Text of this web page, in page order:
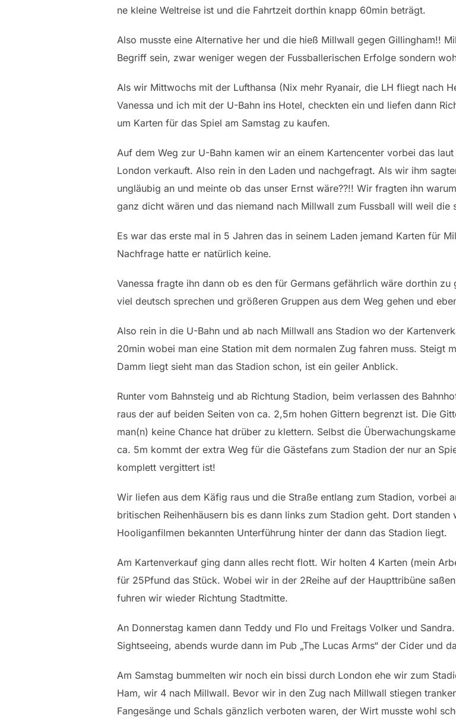
ne kleine Weltreise ist und die Fahrtzeit dorthin knapp 60min beträgt.
Also musste eine Alternative her und die hieß Millwall gegen Gillingham!!
Begriff sein, zwar weniger wegen der Fussballerischen Erfolge sondern
Als wir Mittwochs mit der Lufthansa (Nix mehr Ryanair, die LH fliegt nach
Vanessa und ich mit der U-Bahn ins Hotel, checkten ein und liefen dann
um Karten für das Spiel am Samstag zu kaufen.
Auf dem Weg zur U-Bahn kamen wir an einem Kartencenter vorbei das
London verkauft. Also rein in den Laden und nachgefragt. Als wir ihm
ungläubig an und meinte ob das unser Ernst wäre??!! Wir fragten ihn
ganz dicht wären und das niemand nach Millwall zum Fussball will weil die
Es war das erste mal in 5 Jahren das in seinem Laden jemand Karten für
Nachfrage hatte er natürlich keine.
Vanessa fragte ihn dann ob es den für Germans gefährlich wäre dorthin
viel deutsch sprechen und größeren Gruppen aus dem Weg gehen und
Also rein in die U-Bahn und ab nach Millwall ans Stadion wo der
20min wobei man eine Station mit dem normalen Zug fahren muss. Steigt
Damm liegt sieht man das Stadion schon, ist ein geiler Anblick.
Runter vom Bahnsteig und ab Richtung Stadion, beim verlassen des
raus der auf beiden Seiten von ca. 2,5m hohen Gittern begrenzt ist. Die
man(n) keine Chance hat drüber zu klettern. Selbst die
ca. 5m kommt der extra Weg für die Gästefans zum Stadion der nur an
komplett vergittert ist!
Wir liefen aus dem Käfig raus und die Straße entlang zum Stadion, vorbei
britischen Reihenhäusern bis es dann links zum Stadion geht. Dort
Hooliganfilmen bekannten Unterführung hinter der dann das Stadion liegt.
Am Kartenverkauf ging dann alles recht flott. Wir holten 4 Karten (mein
für 25Pfund das Stück. Wobei wir in der 2Reihe auf der Haupttribüne
fuhren wir wieder Richtung Stadtmitte.
An Donnerstag kamen dann Teddy und Flo und Freitags Volker und
Sightseeing, abends wurde dann im Pub „The Lucas Arms“ der Cider und
Am Samstag bummelten wir noch ein bissi durch London ehe wir zum
Ham, wir 4 nach Millwall. Bevor wir in den Zug nach Millwall stiegen
Fangesänge und Schals gänzlich verboten waren, der Wirt musste wohl